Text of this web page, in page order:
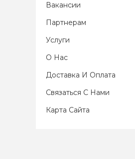
Вакансии
Партнерам
Услуги
О Нас
Доставка И Оплата
Связаться С Нами
Карта Сайта